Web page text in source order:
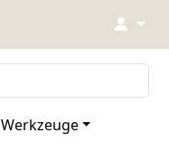
↓
Werkzeuge